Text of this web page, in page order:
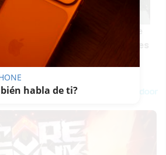
de Sevilla a Bellas Artes de
para rehabilitar inmuebles
habla de ti?